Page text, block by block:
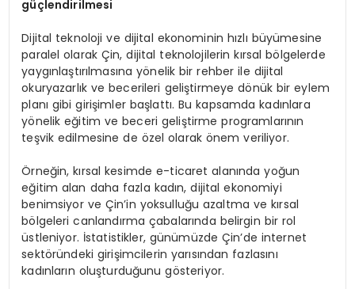
güçlendirilmesi
Dijital teknoloji ve dijital ekonominin hızlı büyümesine
paralel olarak Çin, dijital teknolojilerin kırsal bölgelerde
yaygınlaştırılmasına yönelik bir rehber ile dijital
okuryazarlık ve becerileri geliştirmeye dönük bir eylem
planı gibi girişimler başlattı. Bu kapsamda kadınlara
yönelik eğitim ve beceri geliştirme programlarının
teşvik edilmesine de özel olarak önem veriliyor.
Örneğin, kırsal kesimde e-ticaret alanında yoğun
eğitim alan daha fazla kadın, dijital ekonomiyi
benimsiyor ve Çin’in yoksulluğu azaltma ve kırsal
bölgeleri canlandırma çabalarında belirgin bir rol
üstleniyor. İstatistikler, günümüzde Çin’de internet
sektöründeki girişimcilerin yarısından fazlasını
kadınların oluşturduğunu gösteriyor.